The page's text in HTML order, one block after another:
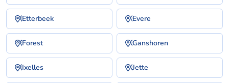
Etterbeek Evere
Forest Ganshoren
Ixelles Jette